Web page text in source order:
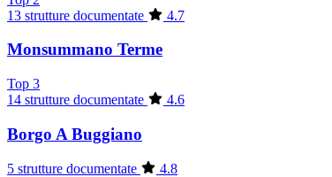
13 strutture documentate
4.7
Monsummano Terme
Top 3
14 strutture documentate
4.6
Borgo A Buggiano
5 strutture documentate 4.8